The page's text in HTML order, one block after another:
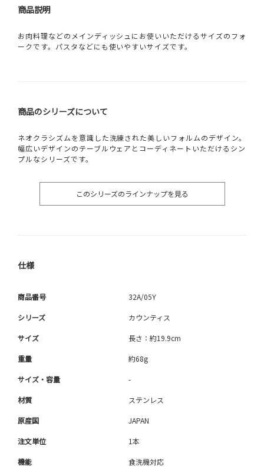
商品説明
お肉料理などのメインディッシュにお使いいただけるサイズのフォ
ークです。パスタなどにも使いやすいサイズです。
商品のシリーズについて
ネオクラシズムを意識した洗練された美しいフォルムのデザイン。
幅広いデザインのテーブルウェアとコーディネートいただけるシン
プルなシリーズです。
このシリーズのラインナップを見る
仕様
商品番号 32A/05Y
シリーズ カウンティス
サイズ 長さ：約19.9cm
重量 約68g
サイズ・容量 -
材質 ステンレス
原産国 JAPAN
注文単位 1本
機能 食洗機対応